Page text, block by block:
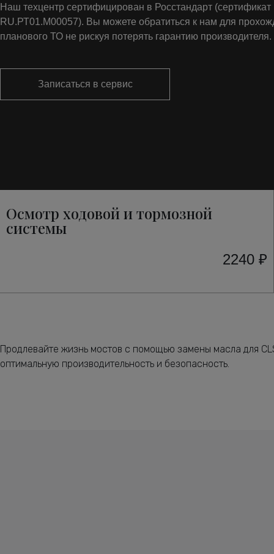
Наш техцентр сертифицирован в Росстандарт
RU.РТ01.М00057). Вы можете обратиться к нам для
планового ТО не рискуя потерять гарантию производителя.
Записаться в сервис
Осмотр ходовой и тормозной
системы
2240 ₽
Продлевайте жизнь мостов с помощью замены масла для
оптимальную производительность и безопасность.